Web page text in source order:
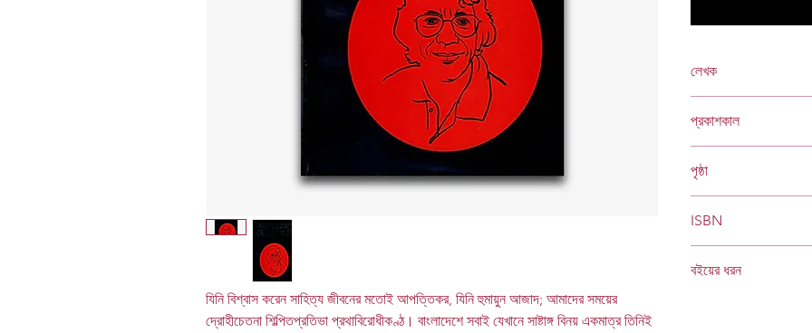
যিনি বিশ্বাস করেন সাহিত্য জীবনের মতোই আপত্তিকর, যিনি হুমায়ুন আজাদ; আমাদের সময়ের
দ্রোহীচেতনা শিল্পিতপ্রতিভা প্রথাবিরোধীকণ্ঠ। বাংলাদেশে সবাই যেখানে সাষ্টাঙ্গ বিনয় একমাত্র তিনিই
লেখক
প্রকাশকাল
পৃষ্ঠা
ISBN
বইয়ের ধরন